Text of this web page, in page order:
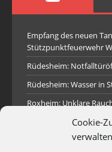
Cookie-
verwalten
Empfang des neuen
Stützpunktfeuerwehr
Rüdesheim:
Rüdesheim: Wasser in
Roxheim: Unklare
Sprendlingen:
Sprendlingen